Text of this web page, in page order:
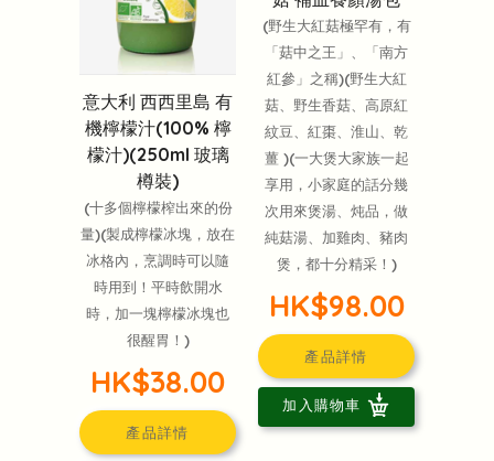
意大利 西西里島 有
機檸檬汁(100% 檸
檬汁)(250ml 玻璃
樽裝)
(十多個檸檬榨出來的份
量)(製成檸檬冰塊，放在
冰格內，烹調時可以隨
時用到！平時飲開水
時，加一塊檸檬冰塊也
很醒胃！)
HK$38.00
產品詳情
(野生大紅菇極罕有，有
「菇中之王」、「南方
紅參」之稱)(野生大紅
菇、野生香菇、高原紅
紋豆、紅棗、淮山、乾
薑 )(一大煲大家族一起
享用，小家庭的話分幾
次用來煲湯、炖品，做
純菇湯、加雞肉、豬肉
煲，都十分精采！)
HK$98.00
產品詳情
加入購物車